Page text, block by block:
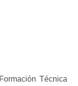
Técnica